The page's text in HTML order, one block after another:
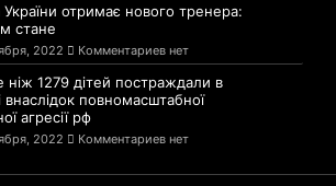
України отримає нового тренера:
стане
2022 Комментариев нет
ніж 1279 дітей постраждали в
внаслідок повномасштабної
агресії рф
2022 Комментариев нет